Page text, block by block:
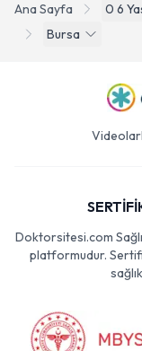
Ana Sayfa
0 6
Bursa
Videolar
Doktorsitesi.com
platformudur.